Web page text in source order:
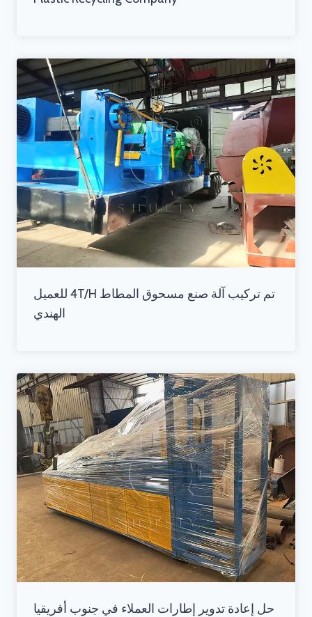
تم تركيب آلة صنع مسحوق المطاط 4T/H للعميل
الهندي
حل إعادة تدوير إطارات العملاء في جنوب أفريقيا